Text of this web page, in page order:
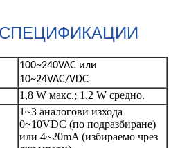
100~240VAC или
10~24VAC/VDC
1,8 W макс.; 1,2 W средно.
1~3 аналогови изхода
0~10VDC (по подразбиране)
или 4~20mA (избираемо чрез